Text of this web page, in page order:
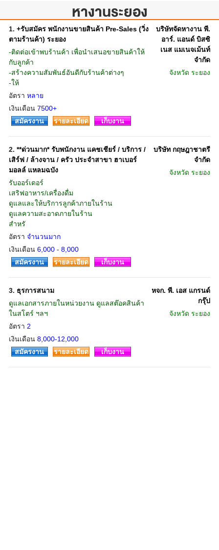
หางานระยอง
1. +รับสมัคร พนักงานขายสินค้า Pre-Sales (วิ่ง
ตามร้านค้า) ระยอง
-ติดต่อเข้าพบร้านค้า เพื่อนำเสนอขายสินค้าให้
กับลูกค้า
-สร้างความสัมพันธ์อันดีกับร้านค้าต่างๆ
-ให้
อัตรา หลาย
เงินเดือน 7500+
บริษัทจัดหางาน พี.
อาร์. แอนด์ บิสซิ
เนส แมเนจเม้นท์
จำกัด
จังหวัด ระยอง
สมัครงาน รายละเอียด เก็บงาน
2. **ด่วนมาก* รับพนักงาน แคชเชียร์ / บริการ /
เสิร์ฟ / ล้างจาน / ครัว ประจำสาขา ฮาเบอร์
มอลล์ แหลมฉบัง
รับออร์เดอร์
เสริฟอาหาร/เครื่องดื่ม
ดูแลและให้บริการลูกค้าภายในร้าน
ดูแลความสะอาดภายในร้าน
สำหรั
อัตรา จำนวนมาก
เงินเดือน 6,000 - 8,000
บริษัท กฤษฎาชาตรี
จำกัด
จังหวัด ระยอง
สมัครงาน รายละเอียด เก็บงาน
3. ธุรการสนาม
ดูแลเอกสารภายในหน่วยงาน ดูแลสต๊อคสินค้า
ในสโตร์ ฯลฯ
อัตรา 2
เงินเดือน 8,000-12,000
หจก. พี. เอส แกรนด์
กรุ๊ป
จังหวัด ระยอง
สมัครงาน รายละเอียด เก็บงาน